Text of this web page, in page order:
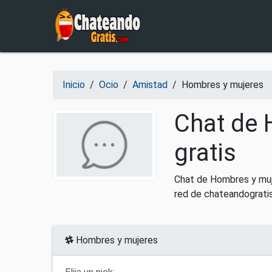
Salir del contenido
Inicio / Ocio / Amistad / Hombres y mujeres
Chat de
gratis
Chat de Hombres y
red de
Hombres y mujeres